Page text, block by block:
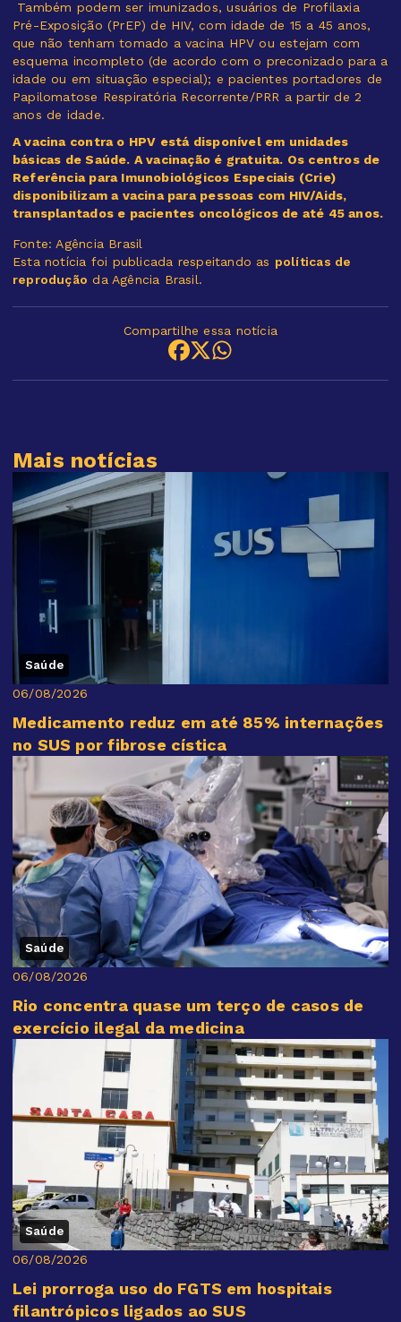
Também podem ser imunizados, usuários de Profilaxia
Pré-Exposição (PrEP) de HIV, com idade de 15 a 45 anos,
que não tenham tomado a vacina HPV ou estejam com
esquema incompleto (de acordo com o preconizado para a
idade ou em situação especial); e pacientes portadores de
Papilomatose Respiratória Recorrente/PRR a partir de 2
anos de idade.
A vacina contra o HPV está disponível em unidades
básicas de Saúde. A vacinação é gratuita. Os centros de
Referência para Imunobiológicos Especiais (Crie)
disponibilizam a vacina para pessoas com HIV/Aids,
transplantados e pacientes oncológicos de até 45 anos.
Fonte: Agência Brasil
Esta notícia foi publicada respeitando as políticas de
reprodução da Agência Brasil.
Compartilhe essa notícia
Mais notícias
Saúde
06/08/2026
Medicamento reduz em até 85% internações
no SUS por fibrose cística
Saúde
06/08/2026
Rio concentra quase um terço de casos de
exercício ilegal da medicina
Saúde
06/08/2026
Lei prorroga uso do FGTS em hospitais
filantrópicos ligados ao SUS